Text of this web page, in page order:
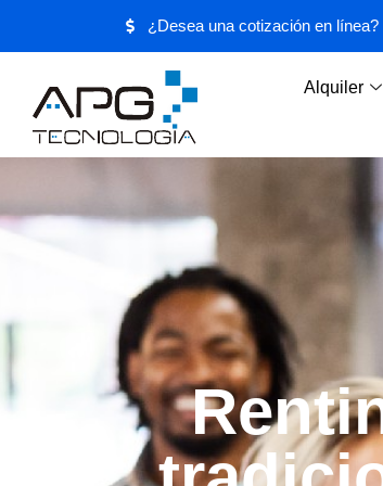
¿Desea una cotización en línea?
Alquiler